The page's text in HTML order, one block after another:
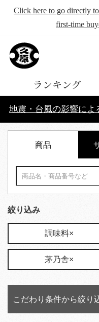
Click here to go directly
first-time
ランキング
地震・台風の影響によ
商品
絞り込み
調味料×
茅乃舎×
こだわり条件から絞り